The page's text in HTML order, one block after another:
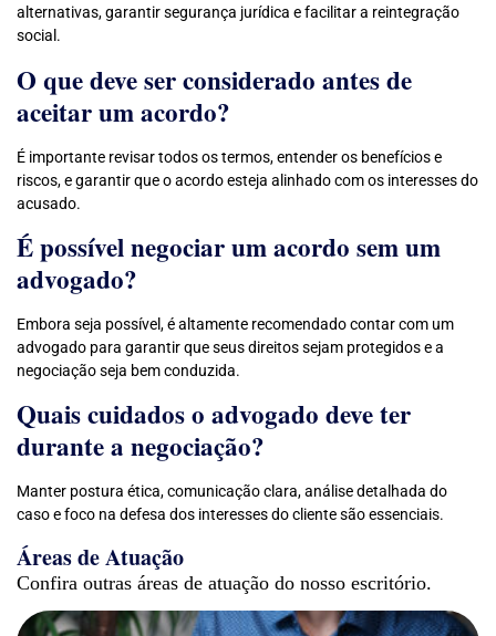
alternativas, garantir segurança jurídica e facilitar a reintegração
social.
O que deve ser considerado antes de
aceitar um acordo?
É importante revisar todos os termos, entender os benefícios e
riscos, e garantir que o acordo esteja alinhado com os interesses do
acusado.
É possível negociar um acordo sem um
advogado?
Embora seja possível, é altamente recomendado contar com um
advogado para garantir que seus direitos sejam protegidos e a
negociação seja bem conduzida.
Quais cuidados o advogado deve ter
durante a negociação?
Manter postura ética, comunicação clara, análise detalhada do
caso e foco na defesa dos interesses do cliente são essenciais.
Áreas de Atuação
Confira outras áreas de atuação do nosso escritório.